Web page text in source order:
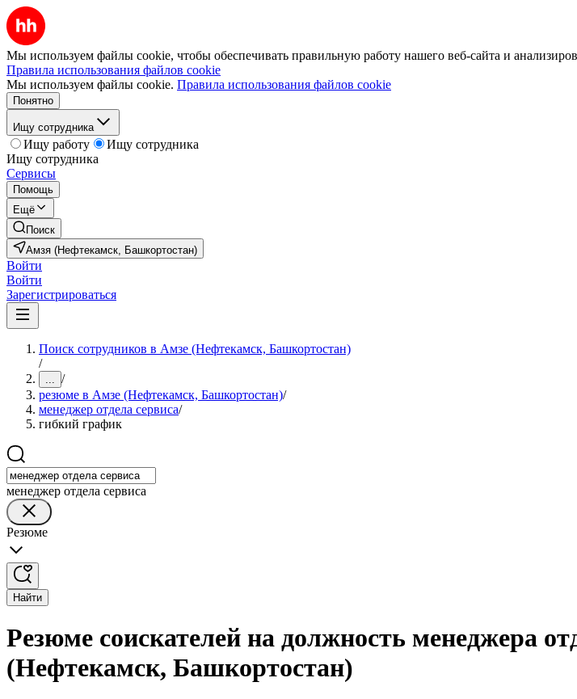
Мы используем файлы cookie, чтобы обеспечивать правильную работу нашего веб-сайта и
Правила использования файлов cookie
Мы используем файлы cookie. Правила использования файлов cookie
Понятно
Ищу сотрудника
Ищу работу
Ищу сотрудника
Ищу сотрудника
Сервисы
Помощь
Ещё
Поиск
Амзя (Нефтекамск, Башкортостан)
Войти
Войти
Зарегистрироваться
Поиск сотрудников в Амзе (Нефтекамск, Башкортостан)
/
... /
резюме в Амзе (Нефтекамск, Башкортостан)/
менеджер отдела сервиса/
гибкий график
менеджер отдела сервиса
Резюме
Найти
Резюме соискателей на должность менеджера
(Нефтекамск, Башкортостан)